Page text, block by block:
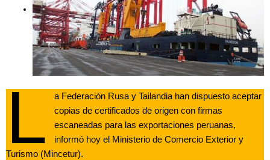
L
a Federación Rusa y Tailandia han dispuesto aceptar
copias de certificados de origen con firmas
escaneadas para las exportaciones peruanas,
informó hoy el Ministerio de Comercio Exterior y
Turismo (Mincetur).